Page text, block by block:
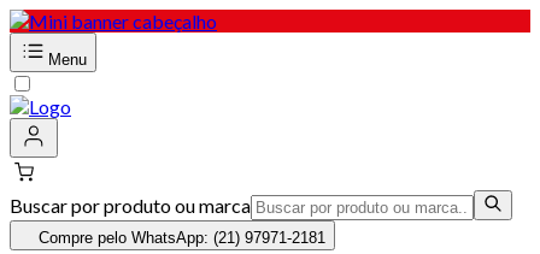
Menu
Buscar por produto ou marca
Compre pelo WhatsApp: (21) 97971-2181